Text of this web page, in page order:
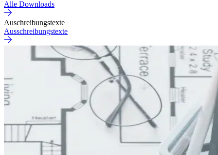
Alle Downloads
Auschreibungstexte
Ausschreibungstexte